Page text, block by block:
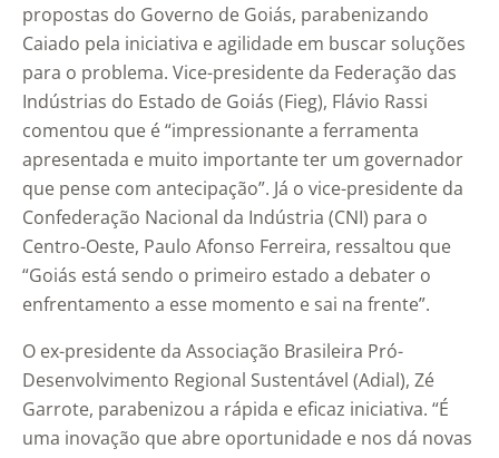
propostas do Governo de Goiás, parabenizando
Caiado pela iniciativa e agilidade em buscar soluções
para o problema. Vice-presidente da Federação das
Indústrias do Estado de Goiás (Fieg), Flávio Rassi
comentou que é “impressionante a ferramenta
apresentada e muito importante ter um governador
que pense com antecipação”. Já o vice-presidente da
Confederação Nacional da Indústria (CNI) para o
Centro-Oeste, Paulo Afonso Ferreira, ressaltou que
“Goiás está sendo o primeiro estado a debater o
enfrentamento a esse momento e sai na frente”.
O ex-presidente da Associação Brasileira Pró-
Desenvolvimento Regional Sustentável (Adial), Zé
Garrote, parabenizou a rápida e eficaz iniciativa. “É
uma inovação que abre oportunidade e nos dá novas